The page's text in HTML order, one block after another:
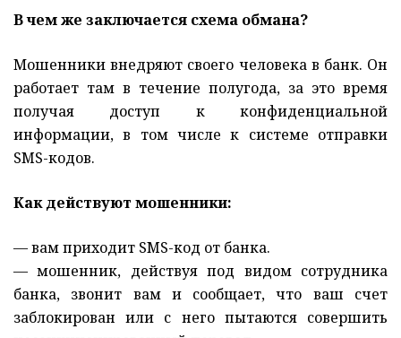
В чем же заключается схема обмана?
Мошенники внедряют своего человека в банк. Он
работает там в течение полугода, за это время
получая доступ к конфиденциальной
информации, в том числе к системе отправки
SMS-кодов.
Как действуют мошенники:
— вам приходит SMS-код от банка.
— мошенник, действуя под видом сотрудника
банка, звонит вам и сообщает, что ваш счет
заблокирован или с него пытаются совершить